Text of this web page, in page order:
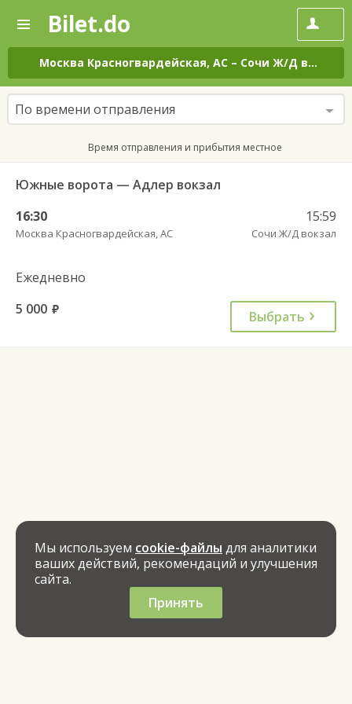
—
Поиск
и
покупка
билетов
на
автобус
онлайн
Bilet.do
Москва Красногвардейская, АС – Сочи Ж/Д вокзал
По времени отправления
Время отправления и прибытия местное
Южные ворота — Адлер вокзал
16:30
Москва Красногвардейская, АС
15:59
Сочи Ж/Д вокзал
Ежедневно
5 000 руб. Выбрать
Мы используем cookie-файлы для аналитики
ваших действий, рекомендаций и улучшения
сайта.
Принять